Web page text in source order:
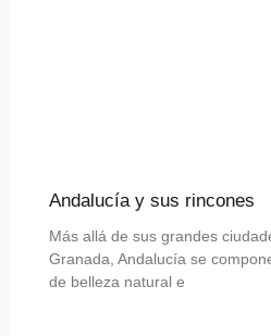
Andalucía y sus rincones
Más allá de sus grandes
Granada, Andalucía se
de belleza natural e